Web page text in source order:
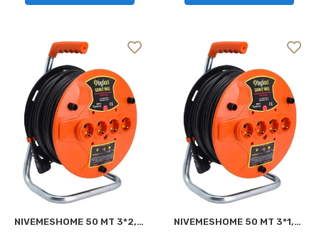
NIVEMESHOME 50 MT 3*2,5 سعة بكرة بلاستيكية حامل البكر NIVEMESHOME 50 MT 3*1,5 سعة بكرة ناقل بلاستيكية